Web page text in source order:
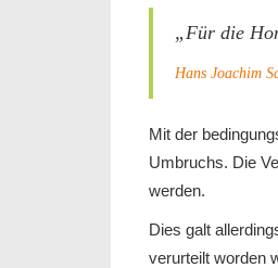
„Für die
Hans Joachim
Mit der
Umbruchs. Die
werden.
Dies galt
verurteilt worden